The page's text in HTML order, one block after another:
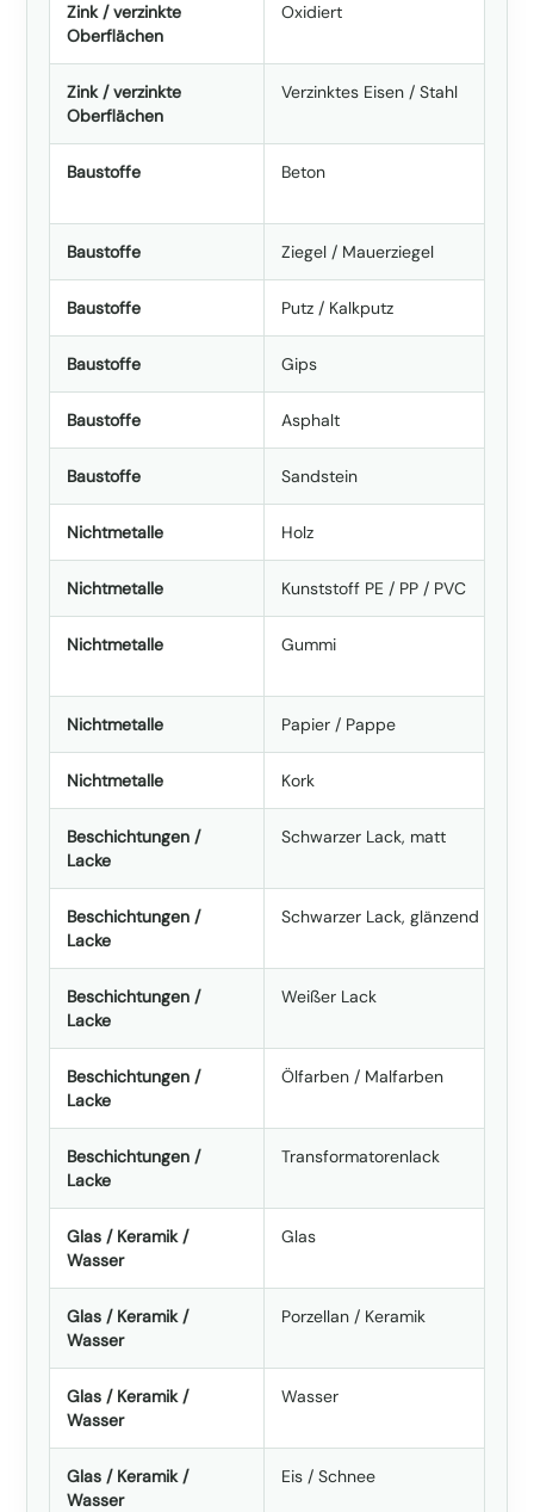
Zink / verzinkte
Oberflächen
Oxidiert
Zink / verzinkte
Oberflächen
Verzinktes Eisen / Stahl
Baustoffe Beton
Baustoffe Ziegel / Mauerziegel
Baustoffe Putz / Kalkputz
Baustoffe Gips
Baustoffe Asphalt
Baustoffe Sandstein
Nichtmetalle Holz
Nichtmetalle Kunststoff PE / PP / PVC
Nichtmetalle Gummi
Nichtmetalle Papier / Pappe
Nichtmetalle Kork
Beschichtungen /
Lacke
Schwarzer Lack, matt
Beschichtungen /
Lacke
Schwarzer Lack, glänzend
Beschichtungen /
Lacke
Weißer Lack
Beschichtungen /
Lacke
Ölfarben / Malfarben
Beschichtungen /
Lacke
Transformatorenlack
Glas / Keramik /
Wasser
Glas
Glas / Keramik /
Wasser
Porzellan / Keramik
Glas / Keramik /
Wasser
Wasser
Glas / Keramik /
Wasser
Eis / Schnee